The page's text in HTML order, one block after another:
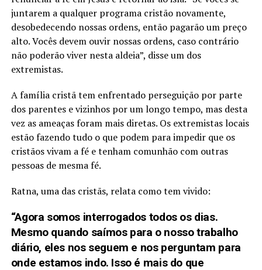
juntarem a qualquer programa cristão novamente,
desobedecendo nossas ordens, então pagarão um preço
alto. Vocês devem ouvir nossas ordens, caso contrário
não poderão viver nesta aldeia”, disse um dos
extremistas.
A família cristã tem enfrentado perseguição por parte
dos parentes e vizinhos por um longo tempo, mas desta
vez as ameaças foram mais diretas. Os extremistas locais
estão fazendo tudo o que podem para impedir que os
cristãos vivam a fé e tenham comunhão com outras
pessoas de mesma fé.
Ratna, uma das cristãs, relata como tem vivido:
“Agora somos interrogados todos os dias.
Mesmo quando saímos para o nosso trabalho
diário, eles nos seguem e nos perguntam para
onde estamos indo. Isso é mais do que